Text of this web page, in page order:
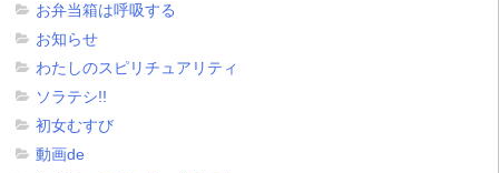
お弁当箱は呼吸する
お知らせ
わたしのスピリチュアリティ
ソラテシ!!
初女むすび
動画de